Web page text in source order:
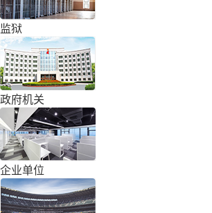
监狱
政府机关
企业单位